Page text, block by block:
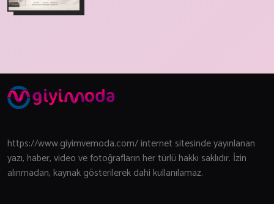
https://www.giyimvemoda.com/ internet sitesinde yayınlanan
yazı, haber, video ve fotoğrafların her türlü hakkı saklıdır. İzin
alınmadan, kaynak gösterilerek dahi kullanılamaz.